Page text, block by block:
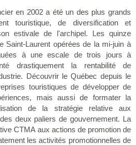
en 2002 a été un des plus grands
touristique, de diversification et
estivale de l'archipel. Les quinze
Saint-Laurent opérées de la mi-juin à
à une escale de trois jours à
drastiquement la rentabilité de
Découvrir le Québec depuis le
touristiques de développer de
mais aussi de formater la
de la stratégie relative aux
deux paliers de gouvernement. La
CTMA aux actions de promotion de
les activités promotionnelles de